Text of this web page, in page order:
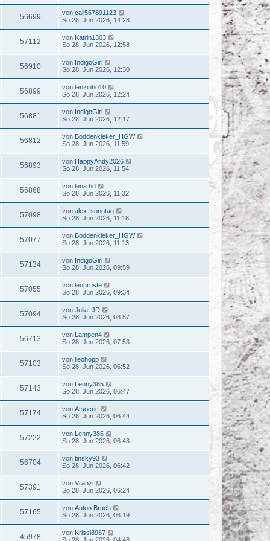
56699 von cali567891123
So 28. Jun 2026, 14:28
57112 von Katrin1303
So 28. Jun 2026, 12:58
56910 von IndigoGirl
So 28. Jun 2026, 12:30
56899 von lenzinho10
So 28. Jun 2026, 12:24
56881 von IndigoGirl
So 28. Jun 2026, 12:17
56812 von Boddenkieker_HGW
So 28. Jun 2026, 11:59
56893 von HappyAndy2026
So 28. Jun 2026, 11:54
56868 von lena.hd
So 28. Jun 2026, 11:32
57098 von alex_sonntag
So 28. Jun 2026, 11:18
57077 von Boddenkieker_HGW
So 28. Jun 2026, 11:13
57134 von IndigoGirl
So 28. Jun 2026, 09:59
57055 von leonruste
So 28. Jun 2026, 09:34
57094 von Julia_JD
So 28. Jun 2026, 08:57
56713 von Lampen4
So 28. Jun 2026, 07:53
57103 von lleohopp
So 28. Jun 2026, 06:52
57143 von Lenny385
So 28. Jun 2026, 06:47
57174 von Atsocric
So 28. Jun 2026, 06:44
57222 von Lenny385
So 28. Jun 2026, 06:43
56704 von tinsky93
So 28. Jun 2026, 06:42
57391 von Vranzi
So 28. Jun 2026, 06:24
57165 von Anton.Bruch
So 28. Jun 2026, 06:19
45978 von Krissi8987